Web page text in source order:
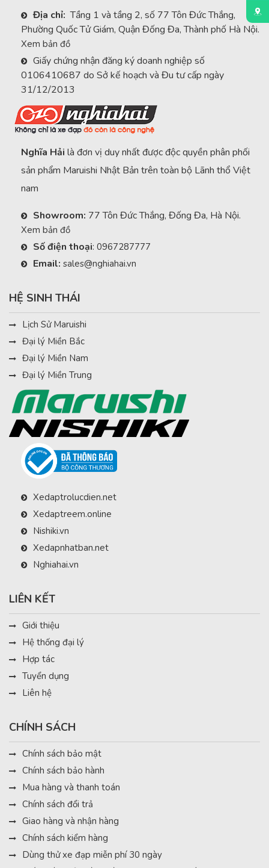
Địa chỉ: Tầng 1 và tầng 2, số 77 Tôn Đức Thắng,
Phường Quốc Tử Giám, Quận Đống Đa, Thành phố Hà Nội.
Xem bản đồ
Giấy chứng nhận đăng ký doanh nghiệp số
0106410687 do Sở kế hoạch và Đu tư cấp ngày
31/12/2013
Nghĩa Hải là đơn vị duy nhất được độc quyền phân phối
sản phẩm Maruishi Nhật Bản trên toàn bộ Lãnh thổ Việt
nam
Showroom: 77 Tôn Đức Thắng, Đống Đa, Hà Nội.
Xem bản đồ
Số điện thoại: 0967287777
Email: sales@nghiahai.vn
HỆ SINH THÁI
Lịch Sử Maruishi
Đại lý Miền Bắc
Đại lý Miền Nam
Đại lý Miền Trung
Xedaptrolucdien.net
Xedaptreem.online
Nishiki.vn
Xedapnhatban.net
Nghiahai.vn
LIÊN KẾT
Giới thiệu
Hệ thống đại lý
Hợp tác
Tuyển dụng
Liên hệ
CHÍNH SÁCH
Chính sách bảo mật
Chính sách bảo hành
Mua hàng và thanh toán
Chính sách đổi trả
Giao hàng và nhận hàng
Chính sách kiểm hàng
Dùng thử xe đạp miễn phí 30 ngày